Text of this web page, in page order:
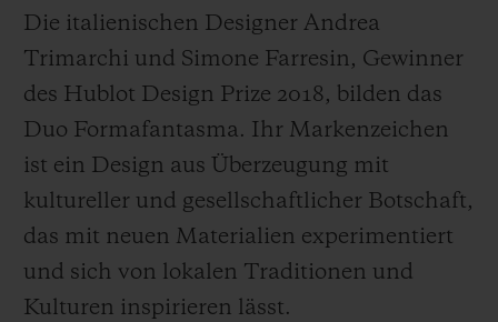
Die italienischen Designer Andrea
Trimarchi und Simone Farresin, Gewinner
des Hublot Design Prize 2018, bilden das
Duo Formafantasma. Ihr Markenzeichen
ist ein Design aus Überzeugung mit
kultureller und gesellschaftlicher Botschaft,
das mit neuen Materialien experimentiert
und sich von lokalen Traditionen und
Kulturen inspirieren lässt.